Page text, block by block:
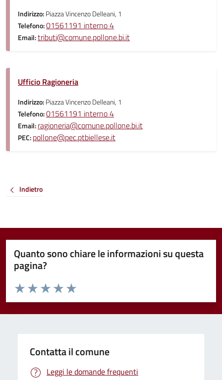
Indirizzo:Piazza Vincenzo Delleani, 1
Telefono:01561191 interno 4
Email:tributi@comune.pollone.bi.it
Ufficio Ragioneria
Indirizzo:Piazza Vincenzo Delleani, 1
Telefono:01561191 interno 4
Email:ragioneria@comune.pollone.bi.it
PEC:pollone@pec.ptbiellese.it
Indietro
Quanto sono chiare le informazioni su questa
pagina?
Valuta da 1 a 5 stelle la pagina
Valuta 5 stelle su 5
Valuta 4 stelle su 5
Valuta 3 stelle su 5
Valuta 2 stelle su 5
Valuta 1 stelle su 5
Contatta il comune
Leggi le domande frequenti